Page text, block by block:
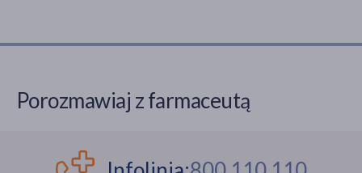
Porozmawiaj z farmaceutą